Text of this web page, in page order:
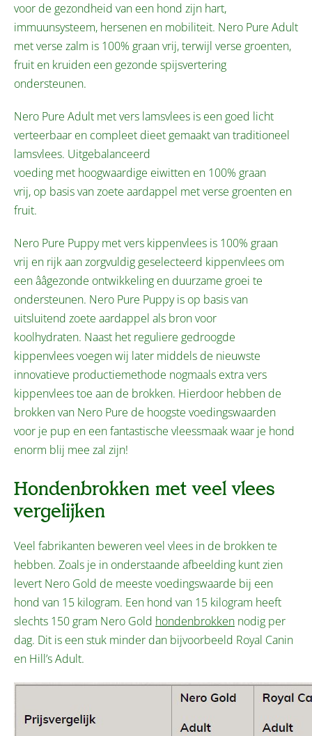
voor de gezondheid van een hond zijn hart,
immuunsysteem, hersenen en mobiliteit. Nero Pure Adult
met verse zalm is 100% graan vrij, terwijl verse groenten,
fruit en kruiden een gezonde spijsvertering
ondersteunen.
Nero Pure Adult met vers lamsvlees is een goed licht
verteerbaar en compleet dieet gemaakt van traditioneel
lamsvlees. Uitgebalanceerd
voeding met hoogwaardige eiwitten en 100% graan
vrij, op basis van zoete aardappel met verse groenten en
fruit.
Nero Pure Puppy met vers kippenvlees is 100% graan
vrij en rijk aan zorgvuldig geselecteerd kippenvlees om
een ââgezonde ontwikkeling en duurzame groei te
ondersteunen. Nero Pure Puppy is op basis van
uitsluitend zoete aardappel als bron voor
koolhydraten. Naast het reguliere gedroogde
kippenvlees voegen wij later middels de nieuwste
innovatieve productiemethode nogmaals extra vers
kippenvlees toe aan de brokken. Hierdoor hebben de
brokken van Nero Pure de hoogste voedingswaarden
voor je pup en een fantastische vleessmaak waar je hond
enorm blij mee zal zijn!
Hondenbrokken met veel vlees
vergelijken
Veel fabrikanten beweren veel vlees in de brokken te
hebben. Zoals je in onderstaande afbeelding kunt zien
levert Nero Gold de meeste voedingswaarde bij een
hond van 15 kilogram. Een hond van 15 kilogram heeft
slechts 150 gram Nero Gold hondenbrokken nodig per
dag. Dit is een stuk minder dan bijvoorbeeld Royal Canin
en Hill’s Adult.